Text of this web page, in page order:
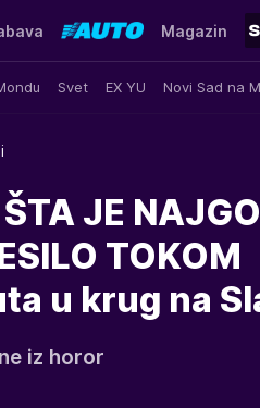
Svet EX YU Novi Sad na
Magazin
JE
TOKOM
u krug na
iz horor